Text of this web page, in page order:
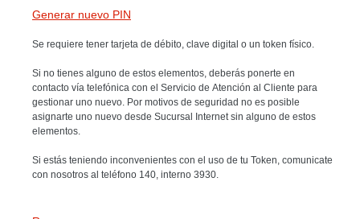
Generar nuevo PIN
Se requiere tener tarjeta de débito, clave digital o un token físico.
Si no tienes alguno de estos elementos, deberás ponerte en
contacto vía telefónica con el Servicio de Atención al Cliente para
gestionar uno nuevo. Por motivos de seguridad no es posible
asignarte uno nuevo desde Sucursal Internet sin alguno de estos
elementos.
Si estás teniendo inconvenientes con el uso de tu Token, comunicate
con nosotros al teléfono 140, interno 3930.